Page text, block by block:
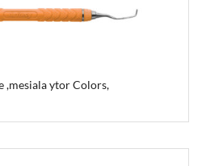
,mesiala ytor Colors,